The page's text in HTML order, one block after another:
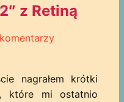
z Retiną
nagrałem krótki
które mi ostatnio